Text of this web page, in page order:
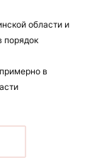
области и
порядок
в